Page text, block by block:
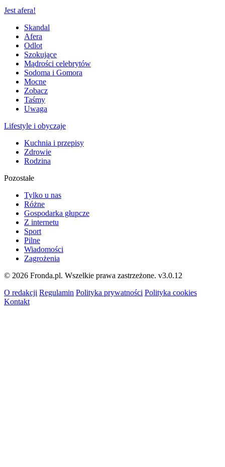
Jest afera!
Skandal
Afera
Odlot
Szokujące
Mądrości celebrytów
Sodoma i Gomora
Mocne
Zobacz
Taśmy
Uwaga
Lifestyle i obyczaje
Kuchnia i przepisy
Zdrowie
Rodzina
Pozostałe
Tylko u nas
Różne
Gospodarka głupcze
Z internetu
Sport
Pilne
Wiadomości
Zagrożenia
© 2026 Fronda.pl. Wszelkie prawa zastrzeżone. v3.0.12
O redakcji Regulamin Polityka prywatności Polityka cookies
Kontakt